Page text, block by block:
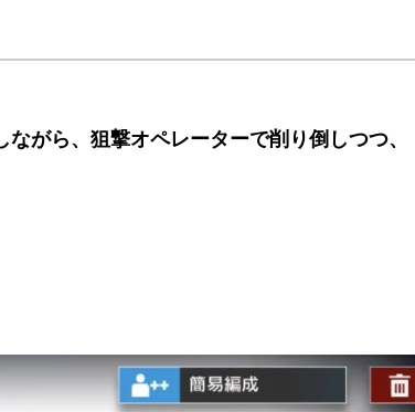
ながら、狙撃オペレーターで削り倒しつつ、